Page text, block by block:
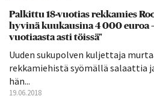
Palkittu 18-vuotias rekkamies
hyvinä kuukausina 4 000 euroa
vuotiaasta asti töissä"
Uuden sukupolven kuljettaja
rekkamiehistä syömällä salaattia
hän...
19.06.2018